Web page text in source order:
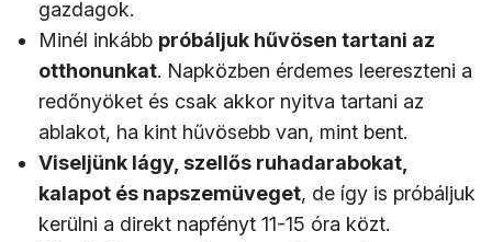
gazdagok.
Minél inkább próbáljuk hűvösen tartani az
otthonunkat. Napközben érdemes leereszteni a
redőnyöket és csak akkor nyitva tartani az
ablakot, ha kint hűvösebb van, mint bent.
Viseljünk lágy, szellős ruhadarabokat,
kalapot és napszemüveget, de így is próbáljuk
kerülni a direkt napfényt 11-15 óra közt.